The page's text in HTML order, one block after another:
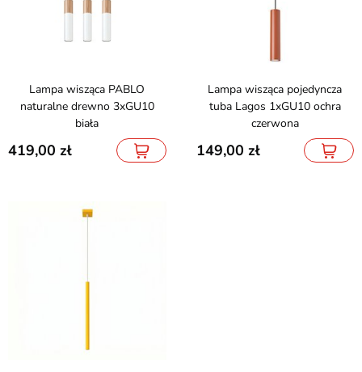
Lampa wisząca PABLO
naturalne drewno 3xGU10
biała
419,00
Lampa wisząca pojedyncza
tuba Lagos 1xGU10 ochra
czerwona
149,00